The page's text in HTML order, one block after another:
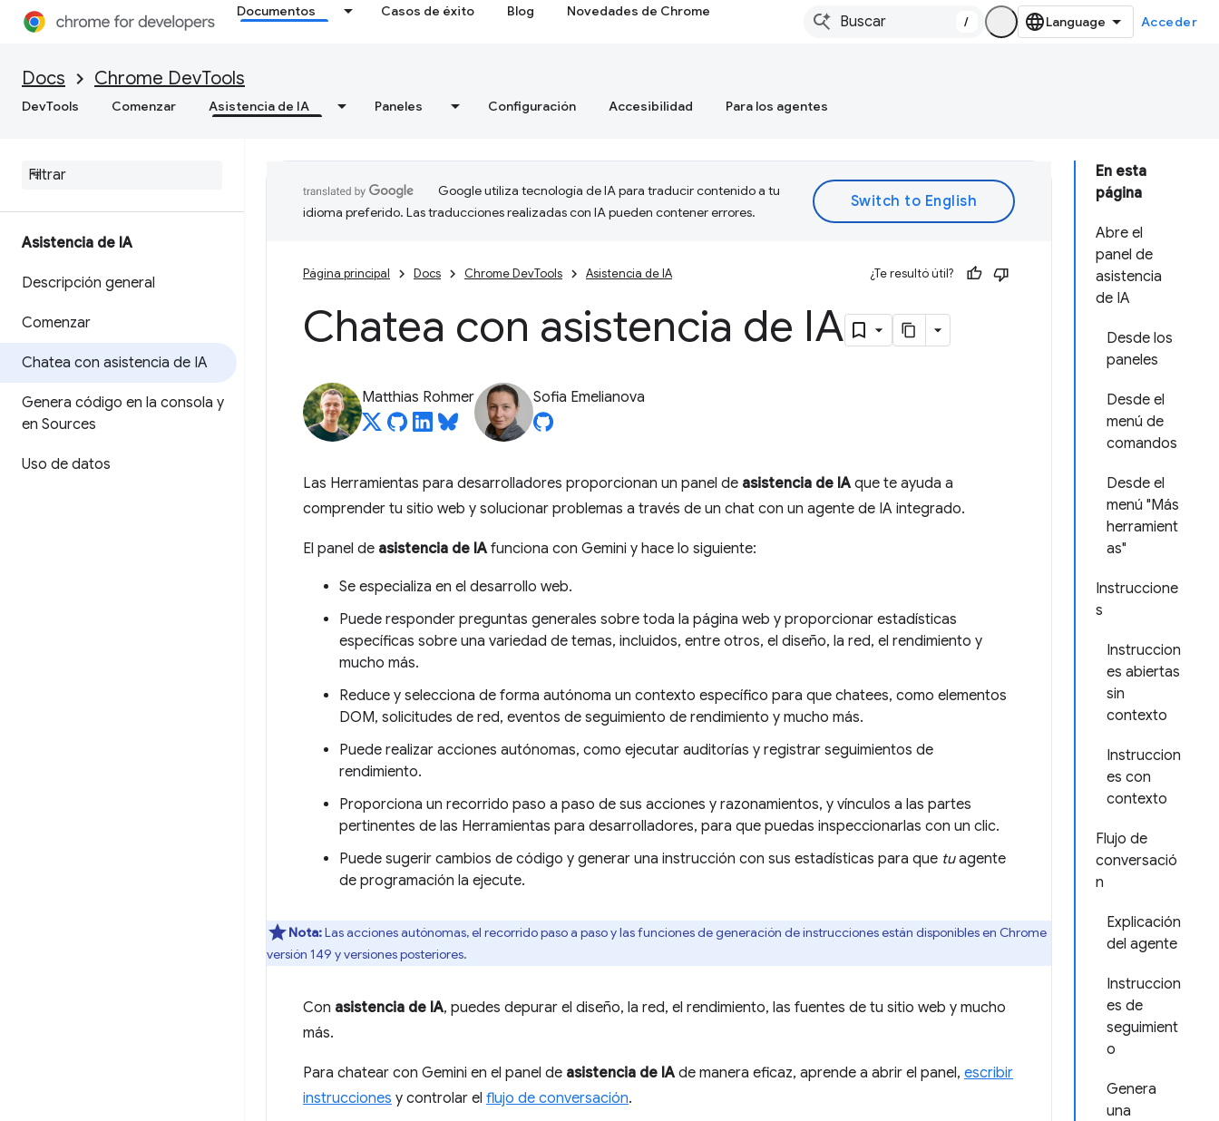
Documentos Casos de éxito Blog Novedades de Chrome
/ Acceder
Docs Chrome DevTools
DevTools Comenzar Asistencia de IA Paneles Configuración Accesibilidad Para los agentes
Asistencia de IA
Descripción general
Comenzar
Chatea con asistencia de IA
Genera código en la consola y
en Sources
Uso de datos
En esta
página
Abre el
panel de
asistencia
de IA
Desde los
paneles
Desde el
menú de
comandos
Desde el
menú "Más
herramient
as"
Instruccione
s
Instruccion
es abiertas
sin
contexto
Instruccion
es con
contexto
Flujo de
conversació
n
Explicación
del agente
Instruccion
es de
seguimient
o
Genera
una
Google utiliza tecnología de IA para traducir contenido a tu
idioma preferido. Las traducciones realizadas con IA pueden contener errores.
Página principal Docs Chrome DevTools Asistencia de IA ¿Te resultó útil?
Chatea con asistencia de IA
Matthias Rohmer Sofia Emelianova
Las Herramientas para desarrolladores proporcionan un panel de asistencia de IA que te ayuda a
comprender tu sitio web y solucionar problemas a través de un chat con un agente de IA integrado.
El panel de asistencia de IA funciona con Gemini y hace lo siguiente:
Se especializa en el desarrollo web.
Puede responder preguntas generales sobre toda la página web y proporcionar estadísticas
específicas sobre una variedad de temas, incluidos, entre otros, el diseño, la red, el rendimiento y
mucho más.
Reduce y selecciona de forma autónoma un contexto específico para que chatees, como elementos
DOM, solicitudes de red, eventos de seguimiento de rendimiento y mucho más.
Puede realizar acciones autónomas, como ejecutar auditorías y registrar seguimientos de
rendimiento.
Proporciona un recorrido paso a paso de sus acciones y razonamientos, y vínculos a las partes
pertinentes de las Herramientas para desarrolladores, para que puedas inspeccionarlas con un clic.
Puede sugerir cambios de código y generar una instrucción con sus estadísticas para que tuagente
de programación la ejecute.
Nota:Las acciones autónomas, el recorrido paso a paso y las funciones de generación de instrucciones están disponibles en Chrome
versión 149 y versiones posteriores.
Con asistencia de IA, puedes depurar el diseño, la red, el rendimiento, las fuentes de tu sitio web y mucho
más.
Para chatear con Gemini en el panel de asistencia de IA de manera eficaz, aprende a abrir el panel, escribir
instrucciones y controlar el flujo de conversación.